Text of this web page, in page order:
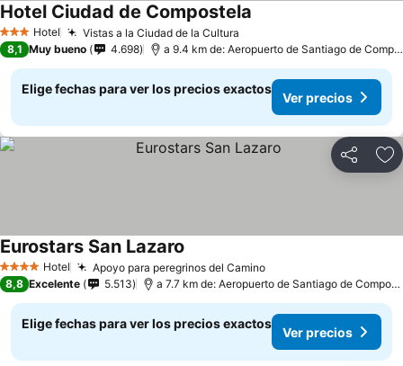
3 Estrellas
Hotel Vistas a la Ciudad de la Cultura
Hotel Ciudad de Compostela
8,1 Muy bueno 4.698 a 9.4 km de: Aeropuerto de Santiago de Compostela
Elige fechas para ver los precios exactos
Ver precios
Compartir
4 EstrellasHotel Apoyo para peregrinos del Camino
Eurostars San Lazaro
8,8 Excelente 5.513 a 7.7 km de: Aeropuerto de Santiago de Compostela
Elige fechas para ver los precios exactos
Ver precios